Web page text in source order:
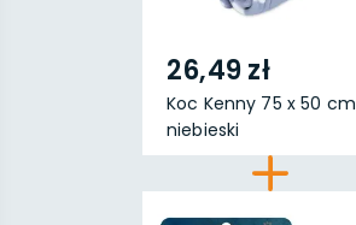
26,49 zł
Koc Kenny 75 x 50 cm
niebieski